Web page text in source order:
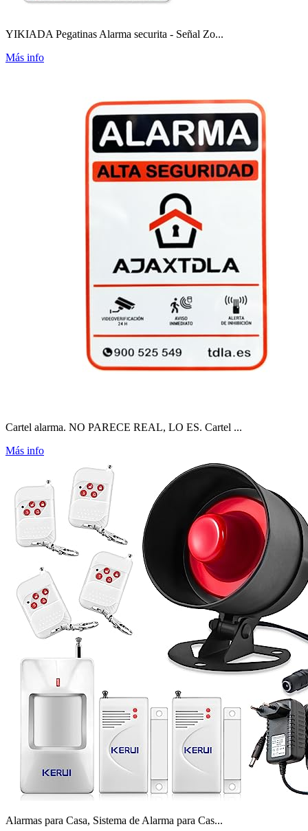
YIKIADA Pegatinas Alarma securita - Señal Zo...
Más info
Cartel alarma. NO PARECE REAL, LO ES. Cartel ...
Más info
Alarmas para Casa, Sistema de Alarma para Cas...